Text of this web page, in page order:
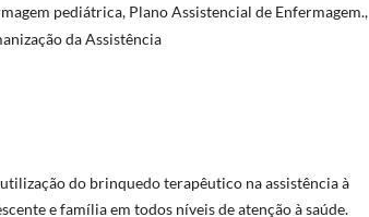
pediátrica, Plano Assistencial de Enfermagem.,
da Assistência
do brinquedo terapêutico na assistência à
e família em todos níveis de atenção à saúde.